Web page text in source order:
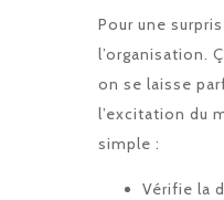
Pour une
l’organisation.
on se laisse
l’excitation du
simple :
Vérifie la